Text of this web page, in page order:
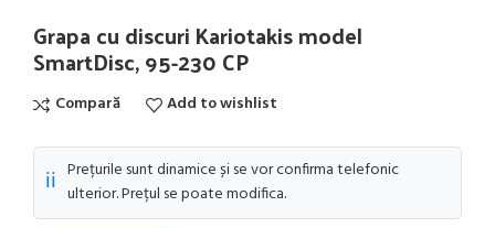
Grapa cu discuri Kariotakis model
SmartDisc, 95-230 CP
Compară Add to wishlist
ℹ️ Prețurile sunt dinamice și se vor confirma telefonic
ulterior. Prețul se poate modifica.